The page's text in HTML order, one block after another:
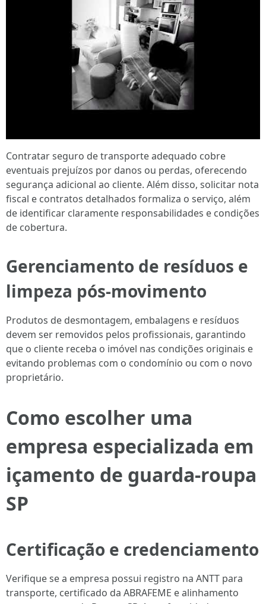
Contratar seguro de transporte adequado cobre
eventuais prejuízos por danos ou perdas, oferecendo
segurança adicional ao cliente. Além disso, solicitar nota
fiscal e contratos detalhados formaliza o serviço, além
de identificar claramente responsabilidades e condições
de cobertura.
Gerenciamento de resíduos e
limpeza pós-movimento
Produtos de desmontagem, embalagens e resíduos
devem ser removidos pelos profissionais, garantindo
que o cliente receba o imóvel nas condições originais e
evitando problemas com o condomínio ou com o novo
proprietário.
Como escolher uma
empresa especializada em
içamento de guarda-roupa
SP
Certificação e credenciamento
Verifique se a empresa possui registro na ANTT para
transporte, certificado da ABRAFEME e alinhamento